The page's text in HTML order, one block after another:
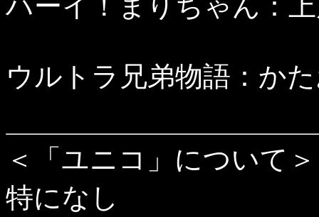
ウルトラ兄弟物語：か
＜「ユニコ」について＞
特になし